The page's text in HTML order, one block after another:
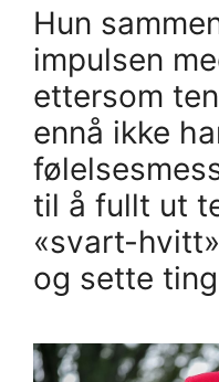
Hun
impulsen
ettersom
ennå ikke
til å fullt ut
«svart-
og sette